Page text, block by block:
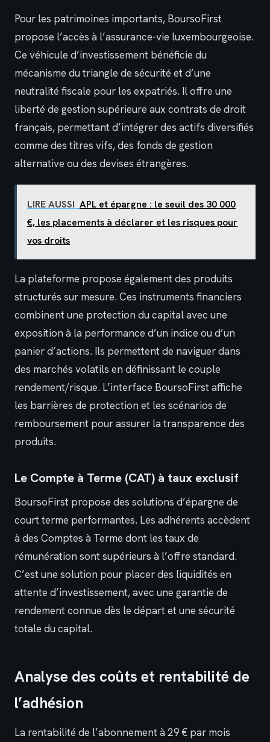
Pour les patrimoines importants, BoursoFirst
propose l’accès à l’assurance-vie luxembourgeoise.
Ce véhicule d’investissement bénéficie du
mécanisme du triangle de sécurité et d’une
neutralité fiscale pour les expatriés. Il offre une
liberté de gestion supérieure aux contrats de droit
français, permettant d’intégrer des actifs diversifiés
comme des titres vifs, des fonds de gestion
alternative ou des devises étrangères.
LIRE AUSSI APL et épargne : le seuil des 30 000
€, les placements à déclarer et les risques pour
vos droits
La plateforme propose également des produits
structurés sur mesure. Ces instruments financiers
combinent une protection du capital avec une
exposition à la performance d’un indice ou d’un
panier d’actions. Ils permettent de naviguer dans
des marchés volatils en définissant le couple
rendement/risque. L’interface BoursoFirst affiche
les barrières de protection et les scénarios de
remboursement pour assurer la transparence des
produits.
Le Compte à Terme (CAT) à taux exclusif
BoursoFirst propose des solutions d’épargne de
court terme performantes. Les adhérents accèdent
à des Comptes à Terme dont les taux de
rémunération sont supérieurs à l’offre standard.
C’est une solution pour placer des liquidités en
attente d’investissement, avec une garantie de
rendement connue dès le départ et une sécurité
totale du capital.
Analyse des coûts et rentabilité de
l’adhésion
La rentabilité de l’abonnement à 29 € par mois